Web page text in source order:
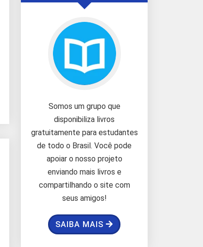
Somos um grupo que
disponibiliza livros
gratuitamente para estudantes
de todo o Brasil. Você pode
apoiar o nosso projeto
enviando mais livros e
compartilhando o site com
seus amigos!
SAIBA MAIS